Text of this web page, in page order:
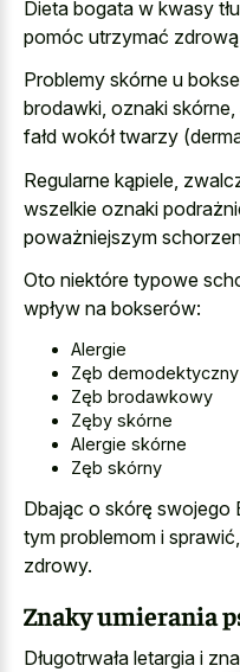
Dieta bogata w kwasy
pomóc utrzymać
Problemy skórne u
brodawki, oznaki
fałd wokół twarzy
Regularne kąpiele,
wszelkie oznaki
poważniejszym
Oto niektóre typowe
wpływ na bokserów:
Alergie
Zęb demodektyczny
Zęb brodawkowy
Zęby skórne
Alergie skórne
Zęb skórny
Dbając o skórę swojego
tym problemom i
zdrowy.
Znaky umierania
Długotrwała letargia i